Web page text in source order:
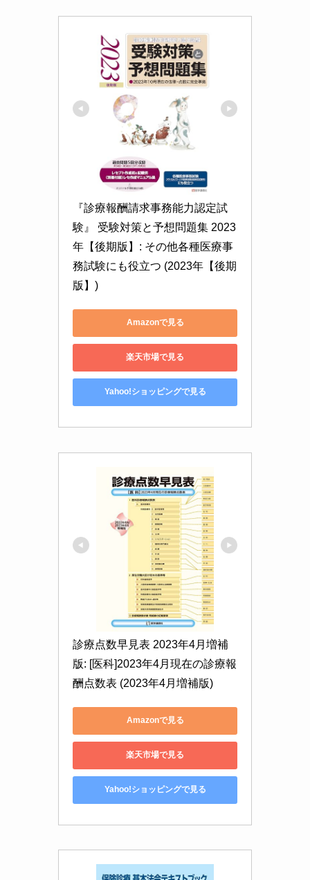
『診療報酬請求事務能力認定試
験』 受験対策と予想問題集 2023
年【後期版】: その他各種医療事
務試験にも役立つ (2023年【後期
版】)
Amazonで見る
楽天市場で見る
Yahoo!ショッピングで見る
診療点数早見表 2023年4月増補
版: [医科]2023年4月現在の診療報
酬点数表 (2023年4月増補版)
Amazonで見る
楽天市場で見る
Yahoo!ショッピングで見る